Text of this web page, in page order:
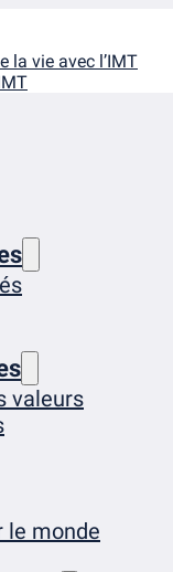
la vie avec l’IMT
valeurs
le monde